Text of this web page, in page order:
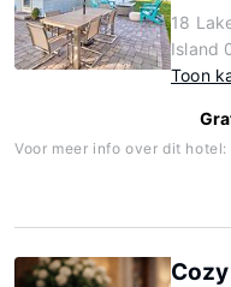
18
Island
Toon
Voor meer info over dit hotel: